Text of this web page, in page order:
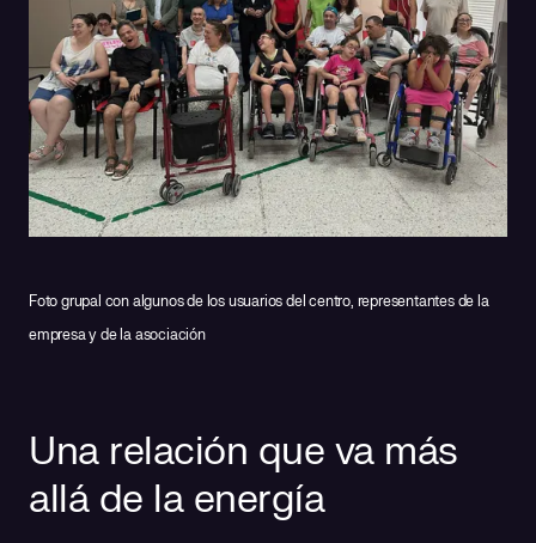
Foto grupal con algunos de los usuarios del centro, representantes de la
empresa y de la asociación
Una relación que va más
allá de la energía